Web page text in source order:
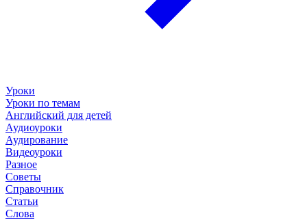
Уроки
Уроки по темам
Английский для детей
Аудиоуроки
Аудирование
Видеоуроки
Разное
Советы
Справочник
Статьи
Слова